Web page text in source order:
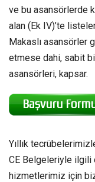
ve bu asansörlerde
alan (Ek IV)’te
Makaslı asansörler
etmese dahi, sabit
asansörleri, kapsar.
Yıllık
CE Belgeleriyle ilgili
hizmetlerimiz için